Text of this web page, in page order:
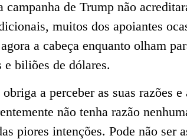
de Trump não
muitos dos apoiantes
a cabeça enquanto olham
biliões de dólares.
a perceber as suas razões e
não tenha razão
piores intenções. Pode não ser